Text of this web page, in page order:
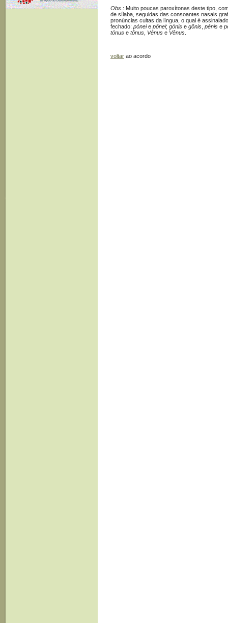
Obs .: Muito poucas paroxítonas deste tipo,
de sílaba, seguidas das consoantes nasais
pronúncias cultas da língua, o qual é
fechado: póneie pônei; gónis e gônis pénis e
tónus e tônus Vénus e Vênus
voltar ao acordo